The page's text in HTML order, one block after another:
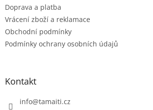
Doprava a platba
Vrácení zboží a reklamace
Obchodní podmínky
Podmínky ochrany osobních údajů
Kontakt
info@tamaiti.cz